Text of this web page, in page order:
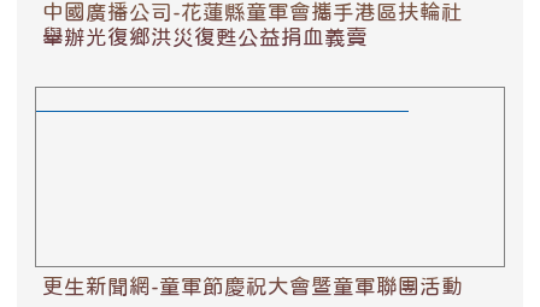
中國廣播公司-花蓮縣童軍會攜手港區扶輪社
舉辦光復鄉洪災復甦公益捐血義賣
更生新聞網-童軍節慶祝大會暨童軍聯團活動